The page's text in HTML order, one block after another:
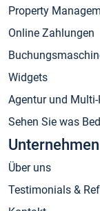
Property
Online Zahlungen
Widgets
Agentur und
Sehen Sie was
Unternehmen
Über uns
Testimonials &